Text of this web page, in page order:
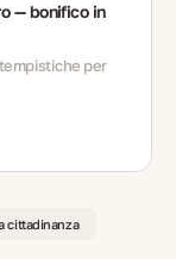
— bonifico in
per
cittadinanza